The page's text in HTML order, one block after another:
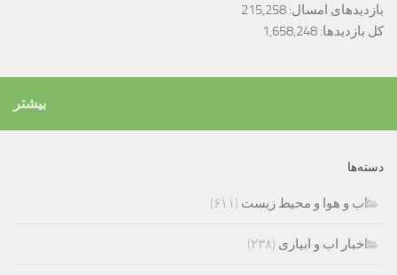
بازدیدهای امسال: 215,258
کل بازدیدها: 1,658,248
بیشتر
دسته‌ها
اب و هوا و محیط زیست (۶۱۱)
اخبار اب و ابیاری (۲۳۸)